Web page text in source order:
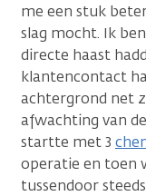
me een stuk
slag mocht. Ik
directe haast
klantencontact
achtergrond net
afwachting van
startte met 3
operatie en toen
tussendoor